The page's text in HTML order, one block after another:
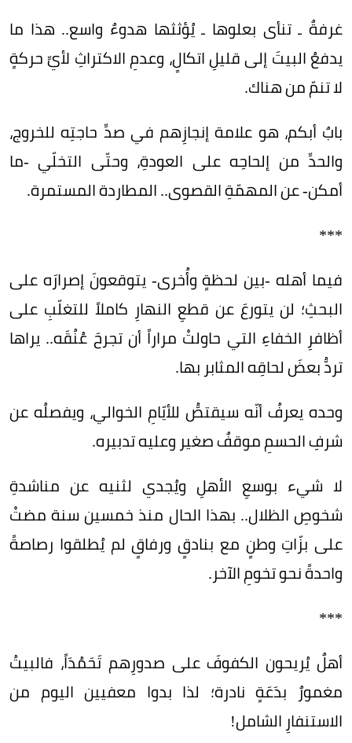
غرفةٌ ـ تنأى بعلوها ـ يُؤثثها هدوءٌ واسع.. هذا ما
يدفعُ البيتَ إلى قليلِ اتكالٍ، وعدمِ الاكتراثِ لأيِّ حركةٍ
لا تنمّ من هناك.
بابٌ أبكم، هو علامة إنجازِهم في صدِّ حاجتِه للخروج،
والحدِّ من إلحاحِه على العودةِ، وحتّى التخلّي -ما
أمكن- عن المهمّةِ القصوى.. المطاردة المستمرة.
***
فيما أهله -بين لحظةٍ وأُخرى- يتوقعونَ إصرارَه على
البحثِ؛ لن يتورعَ عن قطعِ النهارِ كاملاً للتغلّبِ على
أظافرِ الخفاءِ التي حاولتْ مراراً أن تجرحَ عُنُقَه.. يراها
تردُّ بعضَ لحاقِه المثابر بها.
وحده يعرفُ أنّه سيقتصُّ للأيّامِ الخوالي، ويفصلُه عن
شرفِ الحسمِ موقفٌ صغير وعليه تدبيره.
لا شيء بوسعِ الأهلِ ويُجدي لثنيه عن مناشدةِ
شخوصِ الظلال.. بهذا الحال منذ خمسين سنة مضتْ
على بزّاتِ وطنٍ مع بنادقٍ ورفاقٍ لم يُطلقوا رصاصةً
واحدةً نحو تخومِ الآخر.
***
أهلٌ يُريحون الكفوفَ على صدورِهم تَحَمُدَاً، فالبيتُ
مغمورٌ بدَعَةٍ نادرة؛ لذا بدوا معفيين اليوم من
الاستنفارِ الشامل!